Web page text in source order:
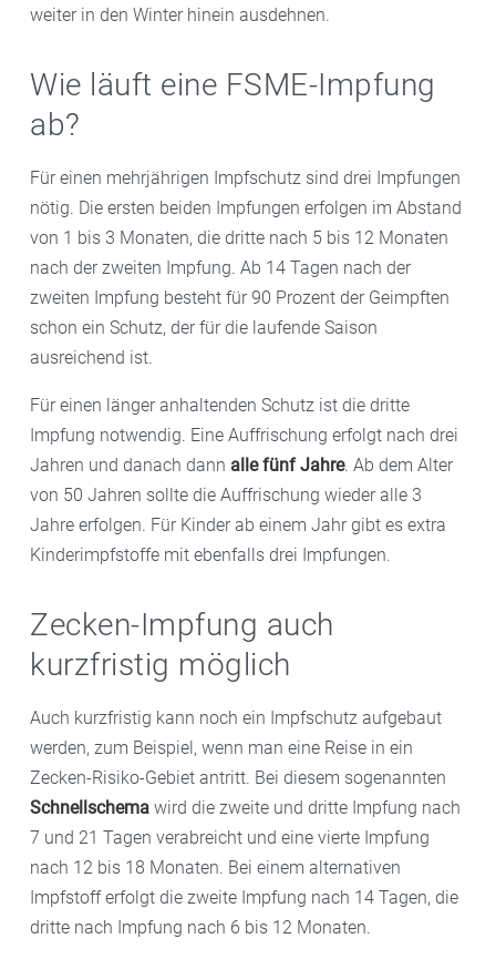
weiter in den Winter hinein ausdehnen.
Wie läuft eine FSME-Impfung
ab?
Für einen mehrjährigen Impfschutz sind drei Impfungen
nötig. Die ersten beiden Impfungen erfolgen im Abstand
von 1 bis 3 Monaten, die dritte nach 5 bis 12 Monaten
nach der zweiten Impfung. Ab 14 Tagen nach der
zweiten Impfung besteht für 90 Prozent der Geimpften
schon ein Schutz, der für die laufende Saison
ausreichend ist.
Für einen länger anhaltenden Schutz ist die dritte
Impfung notwendig. Eine Auffrischung erfolgt nach drei
Jahren und danach dann alle fünf Jahre. Ab dem Alter
von 50 Jahren sollte die Auffrischung wieder alle 3
Jahre erfolgen. Für Kinder ab einem Jahr gibt es extra
Kinderimpfstoffe mit ebenfalls drei Impfungen.
Zecken-Impfung auch
kurzfristig möglich
Auch kurzfristig kann noch ein Impfschutz aufgebaut
werden, zum Beispiel, wenn man eine Reise in ein
Zecken-Risiko-Gebiet antritt. Bei diesem sogenannten
Schnellschema wird die zweite und dritte Impfung nach
7 und 21 Tagen verabreicht und eine vierte Impfung
nach 12 bis 18 Monaten. Bei einem alternativen
Impfstoff erfolgt die zweite Impfung nach 14 Tagen, die
dritte nach Impfung nach 6 bis 12 Monaten.